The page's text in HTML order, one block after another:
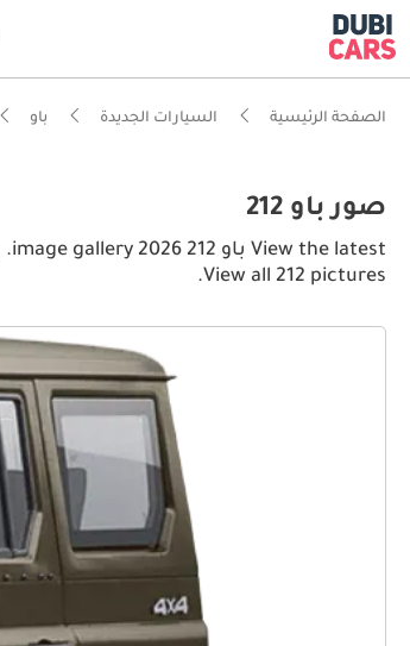
الصفحة الرئيسية السيارات الجديدة باو
صور باو 212
View all 212 pictures.